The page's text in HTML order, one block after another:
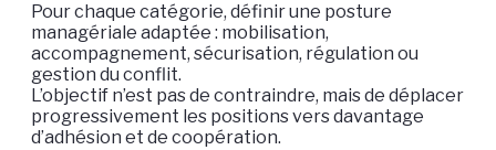
Pour chaque catégorie, définir une posture
managériale adaptée : mobilisation,
accompagnement, sécurisation, régulation ou
gestion du conflit.
L’objectif n’est pas de contraindre, mais de déplacer
progressivement les positions vers davantage
d’adhésion et de coopération.